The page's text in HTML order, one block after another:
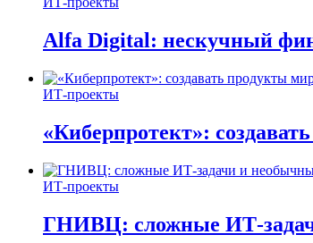
Alfa Digital: нескучный
ИТ-проекты
«Киберпротект»:
ИТ-проекты
ГНИВЦ: сложные